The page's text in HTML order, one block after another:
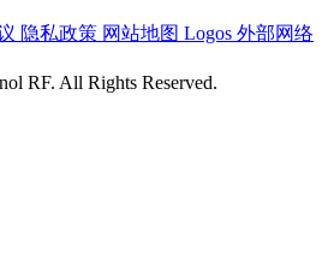
隐私政策 网站地图 Logos 外部网络
RF. All Rights Reserved.